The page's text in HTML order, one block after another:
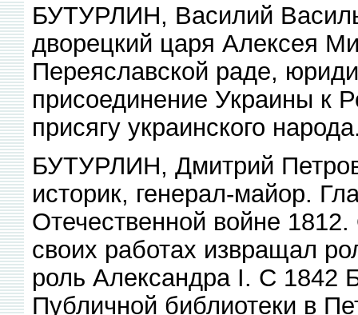
БУТУРЛИН, Василий
дворецкий царя Алексея
Переяславской раде,
присоединение Украины к
присягу украинского
БУТУРЛИН, Дмитрий
историк, генерал-майор.
Отечественной войне
своих работах извращал
роль Александра I. С 1842
Публичной библиотеки в